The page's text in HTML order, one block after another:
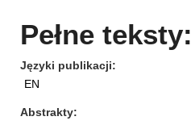
Pełne teksty:
Języki publikacji
EN
Abstrakty